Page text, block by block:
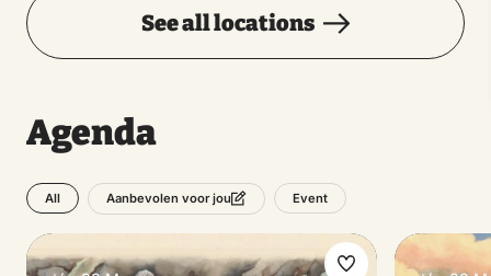
See all locations
Agenda
All Aanbevolen voor jou Event